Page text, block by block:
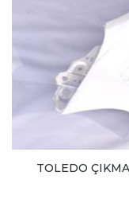
TOLEDO